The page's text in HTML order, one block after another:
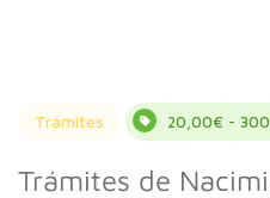
Trámites 20,00€ -
Trámites de